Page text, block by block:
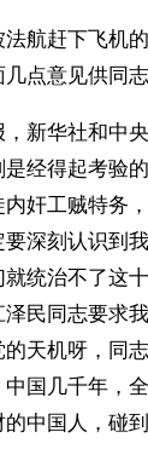
航赶下飞机
点意见供同
新华社和中
经得起考验
奸工贼特务
深刻认识到
统治不了这
民同志要求
天机呀，同
国几千年，
中国人，碰